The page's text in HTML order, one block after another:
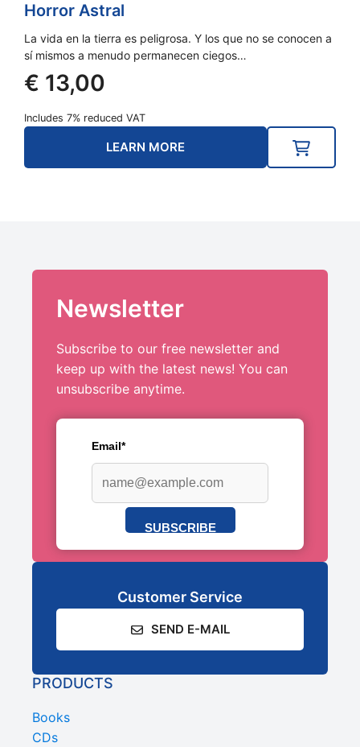
Horror Astral
La vida en la tierra es peligrosa. Y los que no se conocen a
sí mismos a menudo permanecen ciegos…
€ 13,00
Includes 7% reduced VAT
LEARN MORE
Newsletter
Subscribe to our free newsletter and
keep up with the latest news! You can
unsubscribe anytime.
Email*
SUBSCRIBE
Customer Service
SEND E-MAIL
PRODUCTS
Books
CDs